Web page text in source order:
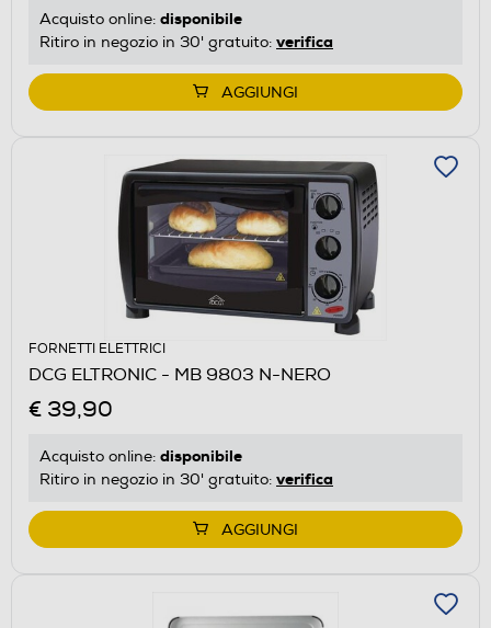
Acquisto online: disponibile
Ritiro in negozio in 30' gratuito: verifica
AGGIUNGI
FORNETTI ELETTRICI
DCG ELTRONIC - MB 9803 N-NERO
€ 39,90
Acquisto online: disponibile
Ritiro in negozio in 30' gratuito: verifica
AGGIUNGI